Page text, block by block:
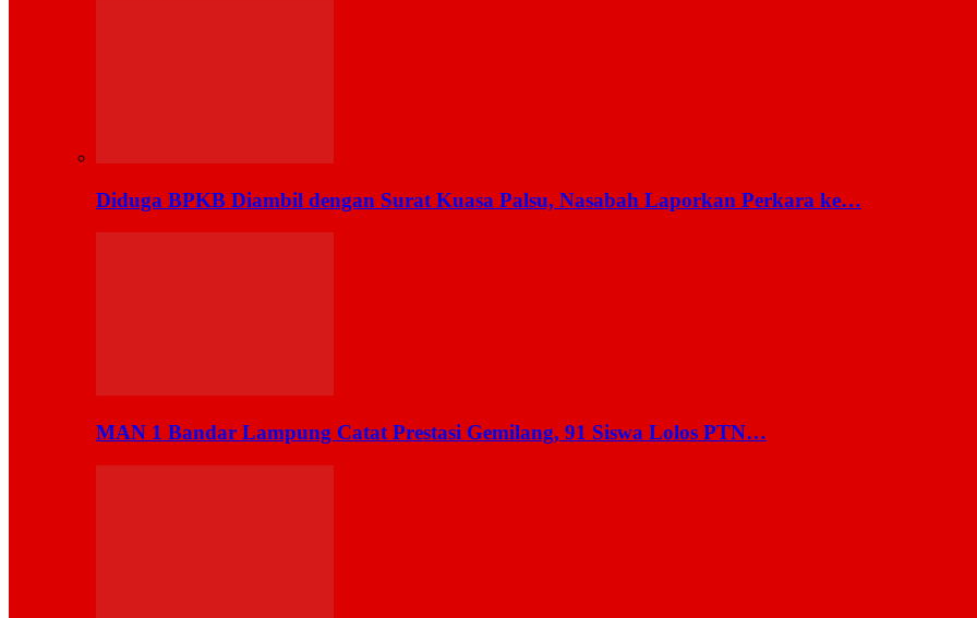
Diduga BPKB Diambil dengan Surat Kuasa Palsu, Nasabah Laporkan Perkara ke…
MAN 1 Bandar Lampung Catat Prestasi Gemilang, 91 Siswa Lolos PTN…